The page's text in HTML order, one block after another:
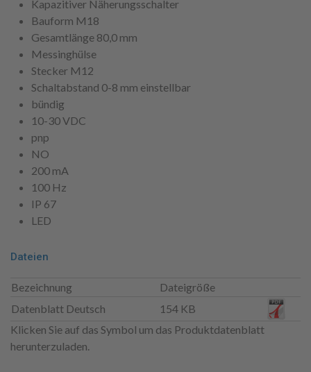
Kapazitiver Näherungsschalter
Bauform M18
Gesamtlänge 80,0 mm
Messinghülse
Stecker M12
Schaltabstand 0-8 mm einstellbar
bündig
10-30 VDC
pnp
NO
200 mA
100 Hz
IP 67
LED
Dateien
Bezeichnung
Dateigröße
Datenblatt Deutsch
154 KB
Klicken Sie auf das Symbol um das Produktdatenblatt
herunterzuladen.